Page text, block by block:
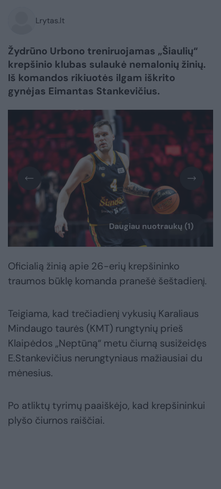
Lrytas.lt
Žydrūno Urbono treniruojamas „Šiaulių“
krepšinio klubas sulaukė nemalonių žinių.
Iš komandos rikiuotės ilgam iškrito
gynėjas Eimantas Stankevičius.
Daugiau nuotraukų (1)
Oficialią žinią apie 26-erių krepšininko
traumos būklę komanda pranešė šeštadienį.
Teigiama, kad trečiadienį vykusių Karaliaus
Mindaugo taurės (KMT) rungtynių prieš
Klaipėdos „Neptūną“ metu čiurną susižeidęs
E.Stankevičius nerungtyniaus mažiausiai du
mėnesius.
Po atliktų tyrimų paaiškėjo, kad krepšininkui
plyšo čiurnos raiščiai.